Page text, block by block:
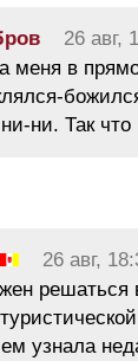
26 авг,
меня в
ни. Так что
26 авг,
решаться
узнала